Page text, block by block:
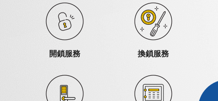
開鎖服務 換鎖服務